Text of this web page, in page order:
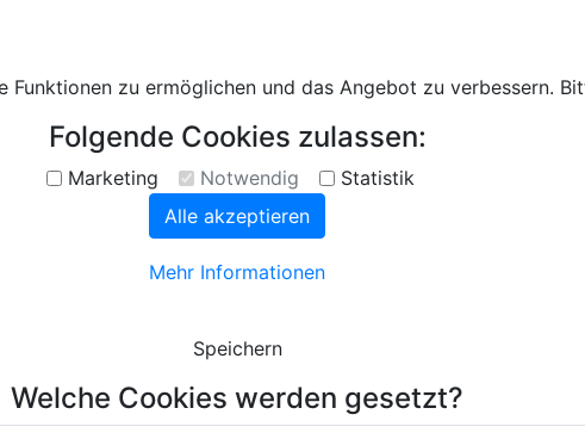
zu ermöglichen und das Angebot zu verbessern.
Folgende Cookies zulassen:
Marketing Notwendig
Statistik
Alle akzeptieren
Mehr Informationen
Speichern
Welche Cookies werden gesetzt?